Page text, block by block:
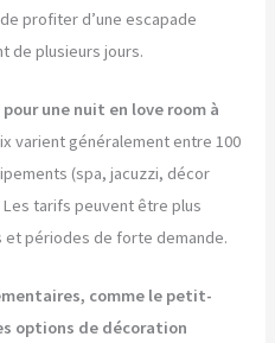
profiter d’une escapade
de plusieurs jours.
une nuit en love room à
varient généralement entre 100
(spa, jacuzzi, décor
tarifs peuvent être plus
et périodes de forte demande.
comme le petit-
options de décoration